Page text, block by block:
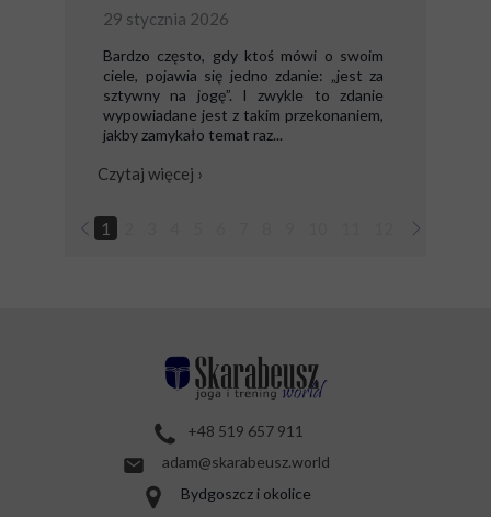
29 stycznia 2026
Bardzo często, gdy ktoś mówi o swoim
ciele, pojawia się jedno zdanie: „jest za
sztywny na jogę”. I zwykle to zdanie
wypowiadane jest z takim przekonaniem,
jakby zamykało temat raz...
Czytaj więcej ›
1 13
+48 519 657 911
adam@skarabeusz.world
Bydgoszcz i okolice